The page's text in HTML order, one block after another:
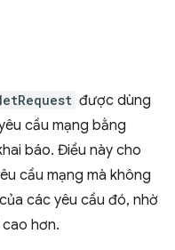
được dùng
cầu mạng bằng
báo. Điều này cho
cầu mạng mà không
các yêu cầu đó, nhờ
hơn.